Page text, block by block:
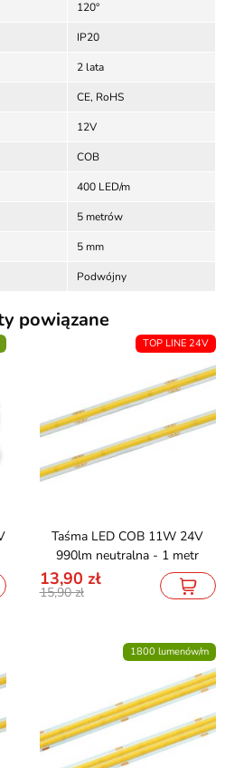
120°
IP20
2 lata
CE, RoHS
12V
COB
400 LED/m
5 metrów
5 mm
Podwójny
powiązane
TOP LINE 24V
Taśma LED COB 11W 24V
990lm neutralna - 1 metr
13,90
15,90
1800 lumenów/m